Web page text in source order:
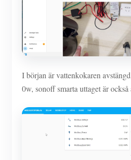
I början är vattenkokaren
0w, sonoff smarta uttaget är också